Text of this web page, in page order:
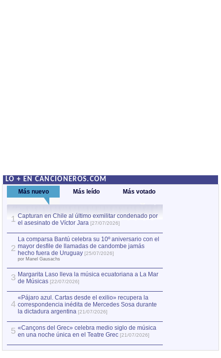
LO + EN CANCIONEROS.COM
Más nuevo Más leído Más votado
1 Capturan en Chile al último exmilitar condenado por
el asesinato de Víctor Jara [27/07/2026]
2
La comparsa Bantú celebra su 10º aniversario con el
mayor desfile de llamadas de candombe jamás
hecho fuera de Uruguay [25/07/2026]
por Manel Gausachs
3 Margarita Laso lleva la música ecuatoriana a La Mar
de Músicas [22/07/2026]
4
«Pájaro azul. Cartas desde el exilio» recupera la
correspondencia inédita de Mercedes Sosa durante
la dictadura argentina [21/07/2026]
5 «Cançons del Grec» celebra medio siglo de música
en una noche única en el Teatre Grec [21/07/2026]